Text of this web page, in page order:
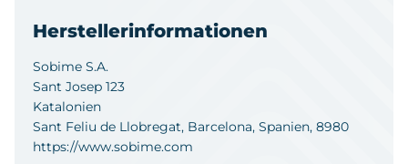
Herstellerinformationen
Sobime S.A.
Sant Josep 123
Katalonien
Sant Feliu de Llobregat, Barcelona, Spanien, 8980
https://www.sobime.com